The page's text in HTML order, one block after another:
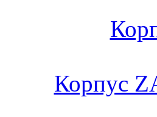
Корпус